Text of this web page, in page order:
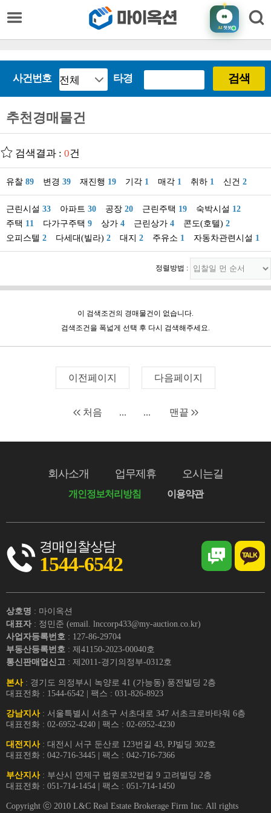
AI챗봇
사건번호 타경 검색
추천경매물건
검색결과 : 0건
유찰 89 변경 39 재진행 19 기각 1 매각 1 취하 1 신건 2
근린시설 33 아파트 30 공장 20 근린주택 19 숙박시설 12
주택 11 다가구주택 9 상가 4 근린상가 4 콘도(호텔) 2
오피스텔 2 다세대(빌라) 2 대지 2 주유소 1 자동차관련시설 1
정렬방법 :
이 검색조건의 경매물건이 없습니다.
검색조건을 폭넓게 선택 후 다시 검색해주세요.
이전페이지 다음페이지
처음 ... ... 맨끝
회사소개 업무제휴 오시는길
개인정보처리방침 이용약관
경매입찰상담
1544-6542
상호명 : 마이옥션
대표자 : 정민준 (email. lnccorp433@my-auction.co.kr)
사업자등록번호 : 127-86-29704
부동산등록번호 : 제41150-2023-00040호
통신판매업신고 : 제2011-경기의정부-0312호
본사: 경기도 의정부시 녹양로 41 (가능동) 풍전빌딩 2층
대표전화 : 1544-6542 | 팩스 : 031-826-8923
강남지사: 서울특별시 서초구 서초대로 347 서초크로바타워 6층
대표전화 : 02-6952-4240 | 팩스 : 02-6952-4230
대전지사: 대전시 서구 둔산로 123번길 43, PJ빌딩 302호
대표전화 : 042-716-3445 | 팩스 : 042-716-7366
부산지사: 부산시 연제구 법원로32번길 9 고려빌딩 2층
대표전화 : 051-714-1454 | 팩스 : 051-714-1450
Copyright ⓒ 2010 L&C Real Estate Brokerage Firm Inc. All rights